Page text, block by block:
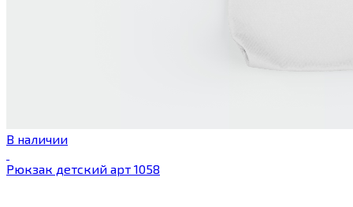
В наличии
Рюкзак детский арт 1058